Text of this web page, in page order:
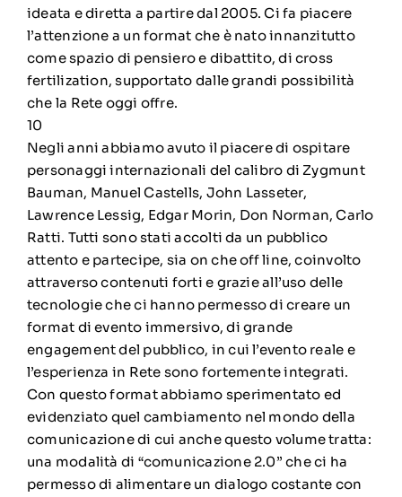
ideata e diretta a partire dal 2005. Ci fa piacere
l’attenzione a un format che è nato innanzitutto
come spazio di pensiero e dibattito, di cross
fertilization, supportato dalle grandi possibilità
che la Rete oggi offre.
10
Negli anni abbiamo avuto il piacere di ospitare
personaggi internazionali del calibro di Zygmunt
Bauman, Manuel Castells, John Lasseter,
Lawrence Lessig, Edgar Morin, Don Norman, Carlo
Ratti. Tutti sono stati accolti da un pubblico
attento e partecipe, sia on che off line, coinvolto
attraverso contenuti forti e grazie all’uso delle
tecnologie che ci hanno permesso di creare un
format di evento immersivo, di grande
engagement del pubblico, in cui l’evento reale e
l’esperienza in Rete sono fortemente integrati.
Con questo format abbiamo sperimentato ed
evidenziato quel cambiamento nel mondo della
comunicazione di cui anche questo volume tratta:
una modalità di “comunicazione 2.0” che ci ha
permesso di alimentare un dialogo costante con